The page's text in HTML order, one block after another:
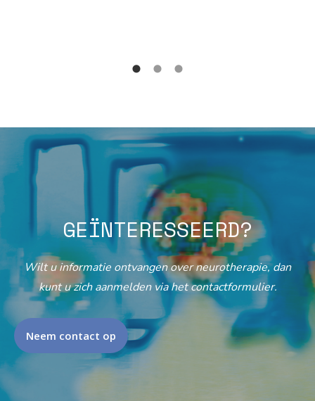
GEÏNTERESSEERD?
Wilt u informatie ontvangen over neurotherapie, dan
kunt u zich aanmelden via het contactformulier.
Neem contact op